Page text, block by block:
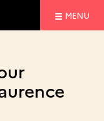
MENU